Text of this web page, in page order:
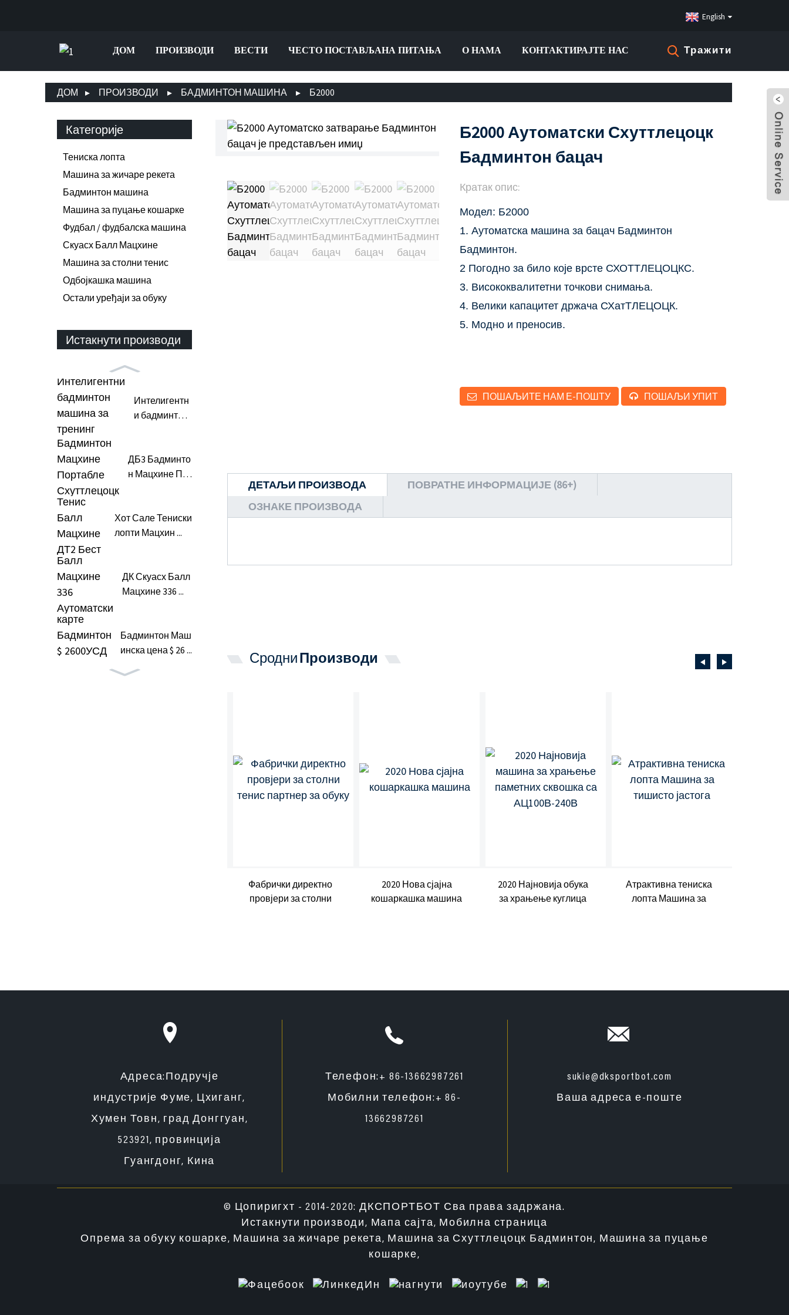
English
ДОМ ПРОИЗВОДИ ВЕСТИ ЧЕСТО ПОСТАВЉАНА ПИТАЊА О НАМА КОНТАКТИРАЈТЕ НАС Тражити
ДОМ ПРОИЗВОДИ БАДМИНТОН МАШИНА Б2000
Категорије
Тениска лопта
Машина за жичаре рекета
Бадминтон машина
Машина за пуцање кошарке
Фудбал / фудбалска машина
Скуасх Балл Мацхине
Машина за столни тенис
Одбојкашка машина
Остали уређаји за обуку
Истакнути производи
Интелигентн
и бадминтон
ДБ3 Бадминто
н Мацхине По
Хот Сале Тениски
лопти Мацхин ...
ДК Скуасх Балл
Мацхине 336 ...
Бадминтон Маш
инска цена $ 26 ...
Б2000 Аутоматски Схуттлецоцк
Бадминтон бацач
Кратак опис:
Модел: Б2000
1. Аутоматска машина за бацач Бадминтон
Бадминтон.
2 Погодно за било које врсте СХОТТЛЕЦОЦКС.
3. Висококвалитетни точкови снимања.
4. Велики капацитет држача СХатТЛЕЦОЦК.
5. Модно и преносив.
ПОШАЉИТЕ НАМ Е-ПОШТУ ПОШАЉИ УПИТ
ДЕТАЉИ ПРОИЗВОДА
ПОВРАТНЕ ИНФОРМАЦИЈЕ (86+)
ОЗНАКЕ ПРОИЗВОДА
СродниПроизводи
Фабрички директно
провјери за столни
2020 Нова сјајна
кошаркашка машина
2020 Најновија обука
за храњење куглица
Атрактивна тениска
лопта Машина за
Адреса: Подручје
индустрије Фуме, Цхиганг,
Хумен Товн, град Донггуан,
523921, провинција
Гуангдонг, Кина
Телефон: + 86-13662987261
Мобилни телефон: + 86-
13662987261
sukie@dksportbot.com
Ваша адреса е-поште
© Цопиригхт - 2014-2020: ДКСПОРТБОТ Сва права задржана.
Истакнути производи, Мапа сајта, Мобилна страница
Опрема за обуку кошарке, Машина за жичаре рекета, Машина за Схуттлецоцк Бадминтон, Машина за пуцање
кошарке,